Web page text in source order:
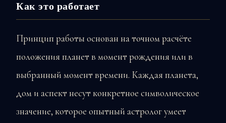
Как это работает
Принцип работы основан на точном расчёте
положения планет в момент рождения или в
выбранный момент времени. Каждая планета,
дом и аспект несут конкретное символическое
значение, которое опытный астролог умеет